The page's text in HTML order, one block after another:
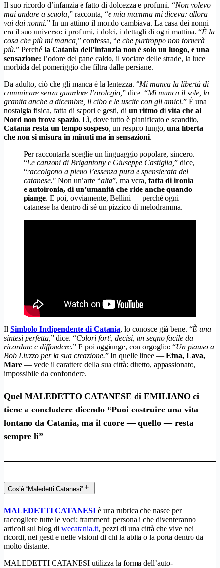
Il suo ricordo d’infanzia è fatto di dolcezza e profumi. “Non volevo
mai andare a scuola, ” racconta, “e mia mamma mi diceva: allora
vai dai nonni.” In un attimo il mondo cambiava. La casa dei nonni
era il suo universo: i profumi, i dolci, i dettagli di ogni mattina. “È la
cosa che più mi manca, ” confessa, “e che purtroppo non tornerà
più.” Perché la Catania dell’infanzia non è solo un luogo, è una
sensazione: l’odore del pane caldo, il vociare delle strade, la luce
morbida del pomeriggio che filtra dalle persiane.
Da adulto, ciò che gli manca è la lentezza. “Mi manca la libertà di
camminare senza guardare l’orologio, ” dice. “Mi manca il sole, la
granita anche a dicembre, il cibo e le uscite con gli amici.” È una
nostalgia fisica, fatta di sapori e gesti, di un ritmo di vita che al
Nord non trova spazio. Lì, dove tutto è pianificato e scandito,
Catania resta un tempo sospeso, un respiro lungo, una libertà
che non si misura in minuti ma in sensazioni.
Per raccontarla sceglie un linguaggio popolare, sincero.
“Le canzoni di Brigantony e Giuseppe Castiglia, ” dice,
“raccolgono a pieno l’essenza pura e spensierata del
catanese.” Non un’arte “alta”, ma vera, fatta di ironia
e autoironia, di un’umanità che ride anche quando
piange. E poi, ovviamente, Bellini — perché ogni
catanese ha dentro di sé un pizzico di melodramma.
Il Simbolo Indipendente di Catania, lo conosce già bene. “È una
sintesi perfetta, ” dice. “Colori forti, decisi, un segno facile da
ricordare e diffondere.” E poi aggiunge, con orgoglio: “Un plauso a
Bob Liuzzo per la sua creazione.” In quelle linee — Etna, Lava,
Mare — vede il carattere della sua città: diretto, appassionato,
impossibile da confondere.
Quel MALEDETTO CATANESE di EMILIANO ci
tiene a concludere dicendo “Puoi costruire una vita
lontano da Catania, ma il cuore — quello — resta
sempre lì”
Cos’è “Maledetti Catanesi”
MALEDETTI CATANESI è una rubrica che nasce per
raccogliere tutte le voci: frammenti personali che diventeranno
articoli sul blog di wecatania.it, pezzi di una città che vive nei
ricordi, nei gesti e nelle visioni di chi la abita o la porta dentro da
molto distante.
MALEDETTI CATANESI utilizza la forma dell’auto-